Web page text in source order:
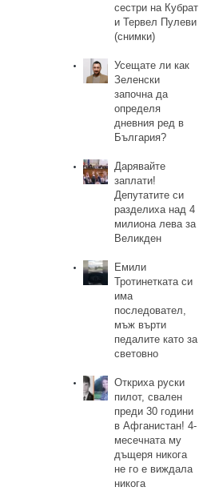
сестри на Кубрат
и Тервел Пулеви
(снимки)
Усещате ли как
Зеленски
започна да
определя
дневния ред в
България?
Дарявайте
заплати!
Депутатите си
разделиха над 4
милиона лева за
Великден
Емили
Тротинетката си
има
последовател,
мъж върти
педалите като за
световно
Откриха руски
пилот, свален
преди 30 години
в Афганистан! 4-
месечната му
дъщеря никога
не го е виждала
никога